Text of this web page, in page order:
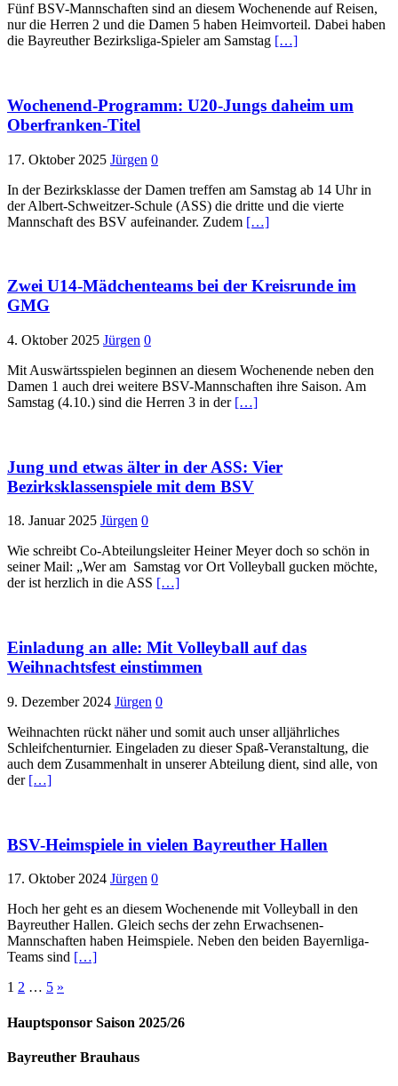
Fünf BSV-Mannschaften sind an diesem Wochenende auf Reisen,
nur die Herren 2 und die Damen 5 haben Heimvorteil. Dabei haben
die Bayreuther Bezirksliga-Spieler am Samstag […]
Wochenend-Programm: U20-Jungs daheim um
Oberfranken-Titel
17. Oktober 2025 Jürgen 0
In der Bezirksklasse der Damen treffen am Samstag ab 14 Uhr in
der Albert-Schweitzer-Schule (ASS) die dritte und die vierte
Mannschaft des BSV aufeinander. Zudem […]
Zwei U14-Mädchenteams bei der Kreisrunde im
GMG
4. Oktober 2025 Jürgen 0
Mit Auswärtsspielen beginnen an diesem Wochenende neben den
Damen 1 auch drei weitere BSV-Mannschaften ihre Saison. Am
Samstag (4.10.) sind die Herren 3 in der […]
Jung und etwas älter in der ASS: Vier
Bezirksklassenspiele mit dem BSV
18. Januar 2025 Jürgen 0
Wie schreibt Co-Abteilungsleiter Heiner Meyer doch so schön in
seiner Mail: „Wer am Samstag vor Ort Volleyball gucken möchte,
der ist herzlich in die ASS […]
Einladung an alle: Mit Volleyball auf das
Weihnachtsfest einstimmen
9. Dezember 2024 Jürgen 0
Weihnachten rückt näher und somit auch unser alljährliches
Schleifchenturnier. Eingeladen zu dieser Spaß-Veranstaltung, die
auch dem Zusammenhalt in unserer Abteilung dient, sind alle, von
der […]
BSV-Heimspiele in vielen Bayreuther Hallen
17. Oktober 2024 Jürgen 0
Hoch her geht es an diesem Wochenende mit Volleyball in den
Bayreuther Hallen. Gleich sechs der zehn Erwachsenen-
Mannschaften haben Heimspiele. Neben den beiden Bayernliga-
Teams sind […]
Seitennummerierung
der
1 2 … 5 »
Hauptsponsor Saison 2025/26
Bayreuther Brauhaus